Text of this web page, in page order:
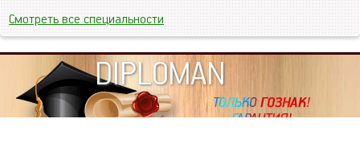
Смотреть все специальности
DIPLOMAN